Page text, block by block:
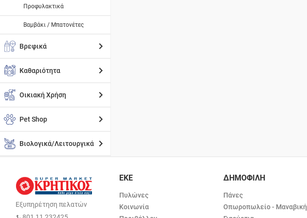
Προφυλακτικά
Βαμβάκι / Μπατονέτες
Βρεφικά
Καθαριότητα
Οικιακή Χρήση
Pet Shop
Βιολογικά/Λειτουργικά
Εξυπηρέτηση πελατών
ΕΚΕ
Πυλώνες
Κοινωνία
ΔΗΜΟΦΙΛΗ
Πάνες
Οπωροπωλείο - Μαναβική